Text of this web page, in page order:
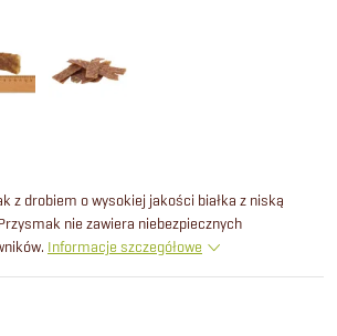
z drobiem o wysokiej jakości białka z niską
nie zawiera niebezpiecznych
Informacje szczegółowe